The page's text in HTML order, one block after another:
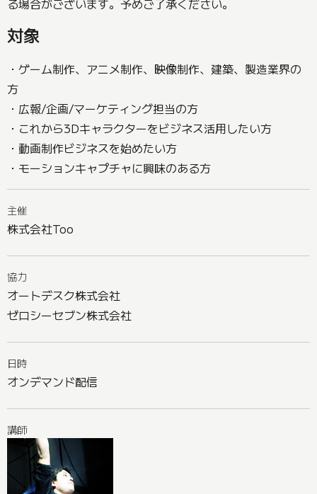
る場合がございます。予めご了承ください。
対象
・ゲーム制作、アニメ制作、映像制作、建築、製造業界の
方
・広報/企画/マーケティング担当の方
・これから3Dキャラクターをビジネス活用したい方
・動画制作ビジネスを始めたい方
・モーションキャプチャに興味のある方
主催
株式会社Too
協力
オートデスク株式会社
ゼロシーセブン株式会社
日時
オンデマンド配信
講師